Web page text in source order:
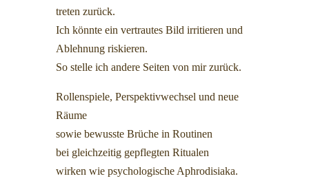
treten zurück.
Ich könnte ein vertrautes Bild irritieren und
Ablehnung riskieren.
So stelle ich andere Seiten von mir zurück.
Rollenspiele, Perspektivwechsel und neue
Räume
sowie bewusste Brüche in Routinen
bei gleichzeitig gepflegten Ritualen
wirken wie psychologische Aphrodisiaka.